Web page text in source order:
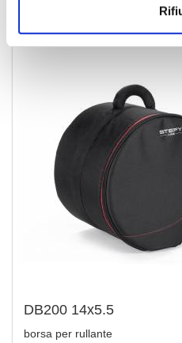
STEFY
DB200 14x5.5
borsa per rullante